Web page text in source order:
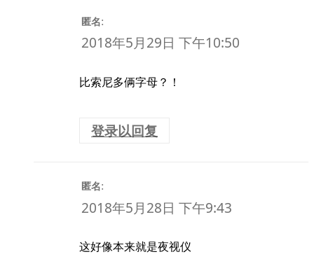
匿名:
2018年5月29日 下午10:50
比索尼多俩字母？！
登录以回复
匿名:
2018年5月28日 下午9:43
这好像本来就是夜视仪